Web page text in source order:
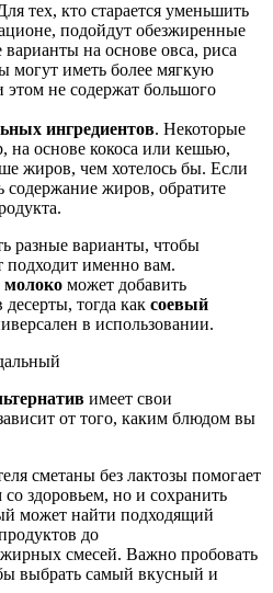
тех, кто старается уменьшить
подойдут обезжиренные
на основе овса, риса
могут иметь более мягкую
не содержат большого
ингредиентов. Некоторые
на основе кокоса или кешью,
жиров, чем хотелось бы. Если
содержание жиров, обратите
разные варианты, чтобы
подходит именно вам.
молоко может добавить
тогда как соевый
в использовании.
имеет свои
от того, каким блюдом вы
сметаны без лактозы помогает
здоровьем, но и сохранить
может найти подходящий
до
смесей. Важно пробовать
выбрать самый вкусный и